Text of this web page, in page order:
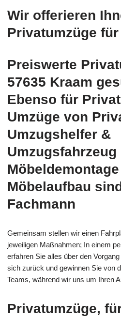
Wir offerieren
Privatumzüge
Preiswerte
57635 Kraam
Ebenso für
Umzüge von
Umzugshelfer &
Umzugsfahrzeug
Möbelaufbau
Fachmann
Gemeinsam stellen wir einen
jeweiligen Maßnahmen; In einem
erfahren Sie alles über den
sich zurück und gewinnen Sie von
Teams, während wir uns um Ihren
Privatumzüge,